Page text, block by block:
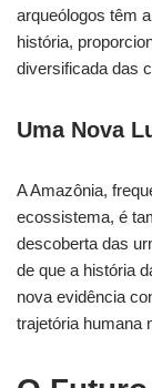
arqueólogos têm
história,
diversificada das
Uma Nova
A Amazônia,
ecossistema, é
descoberta das
de que a história
nova evidência
trajetória humana